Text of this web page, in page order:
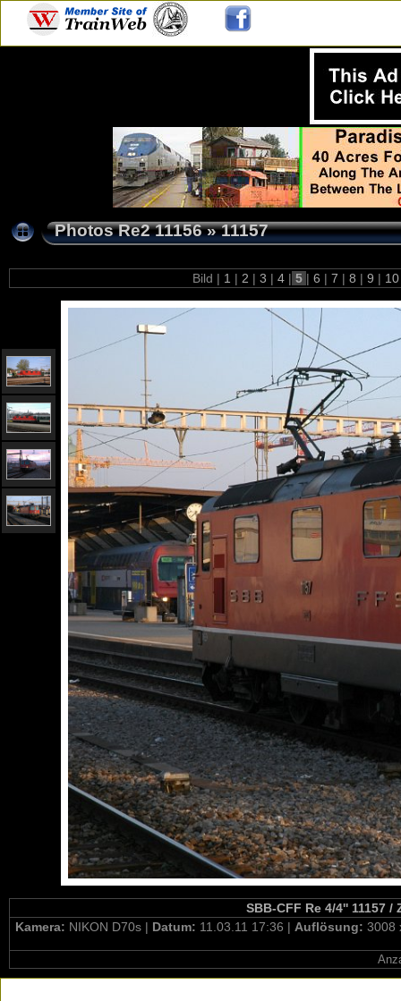
Photos Re2 11156»11157
Bild | 1 | 2 | 3 | 4 | 5 | 6 | 7 | 8 | 9 |
SBB-CFF Re 4/4'' 11157 /
Kamera: NIKON D70s | Datum: 11.03.11 17:36 | Auflösung: 3008